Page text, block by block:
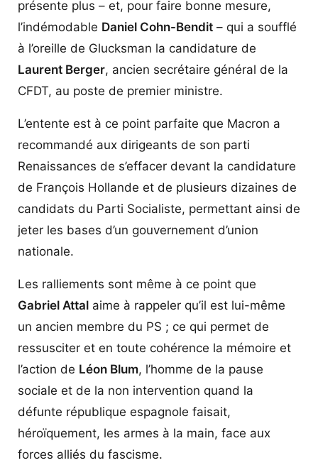
présente plus – et, pour faire bonne mesure,
l’indémodable Daniel Cohn-Bendit – qui a soufflé
à l’oreille de Glucksman la candidature de
Laurent Berger, ancien secrétaire général de la
CFDT, au poste de premier ministre.
L’entente est à ce point parfaite que Macron a
recommandé aux dirigeants de son parti
Renaissances de s’effacer devant la candidature
de François Hollande et de plusieurs dizaines de
candidats du Parti Socialiste, permettant ainsi de
jeter les bases d’un gouvernement d’union
nationale.
Les ralliements sont même à ce point que
Gabriel Attal aime à rappeler qu’il est lui-même
un ancien membre du PS ; ce qui permet de
ressusciter et en toute cohérence la mémoire et
l’action de Léon Blum, l’homme de la pause
sociale et de la non intervention quand la
défunte république espagnole faisait,
héroïquement, les armes à la main, face aux
forces alliés du fascisme.